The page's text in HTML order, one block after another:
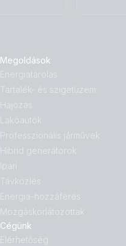
Megoldások
Energiatárolás
Tartalék- és szigetüzem
Hajózás
Lakóautók
Professzionális járművek
Hibrid generátorok
Ipari
Távközlés
Energia-hozzáférés
Mozgáskorlátozottak
Cégünk
Elérhetőség